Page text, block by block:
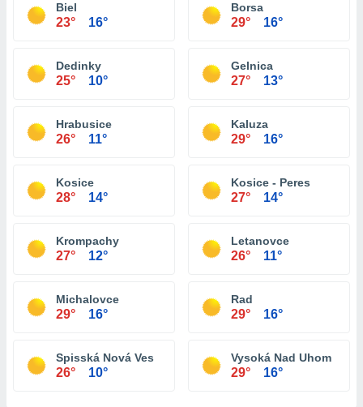
Biel
23° 16°
Borsa
29° 16°
Dedinky
25° 10°
Gelnica
27° 13°
Hrabusice
26° 11°
Kaluza
29° 16°
Kosice
28° 14°
Kosice - Peres
27° 14°
Krompachy
27° 12°
Letanovce
26° 11°
Michalovce
29° 16°
Rad
29° 16°
Spisská Nová Ves
26° 10°
Vysoká Nad Uhom
29° 16°